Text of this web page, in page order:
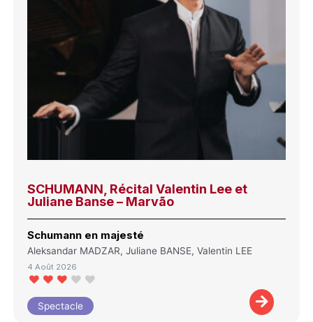
SCHUMANN, Récital Valentin Lee et
Juliane Banse – Marvão
Schumann en majesté
Aleksandar MADZAR, Juliane BANSE, Valentin LEE
4 Août 2026
Spectacle